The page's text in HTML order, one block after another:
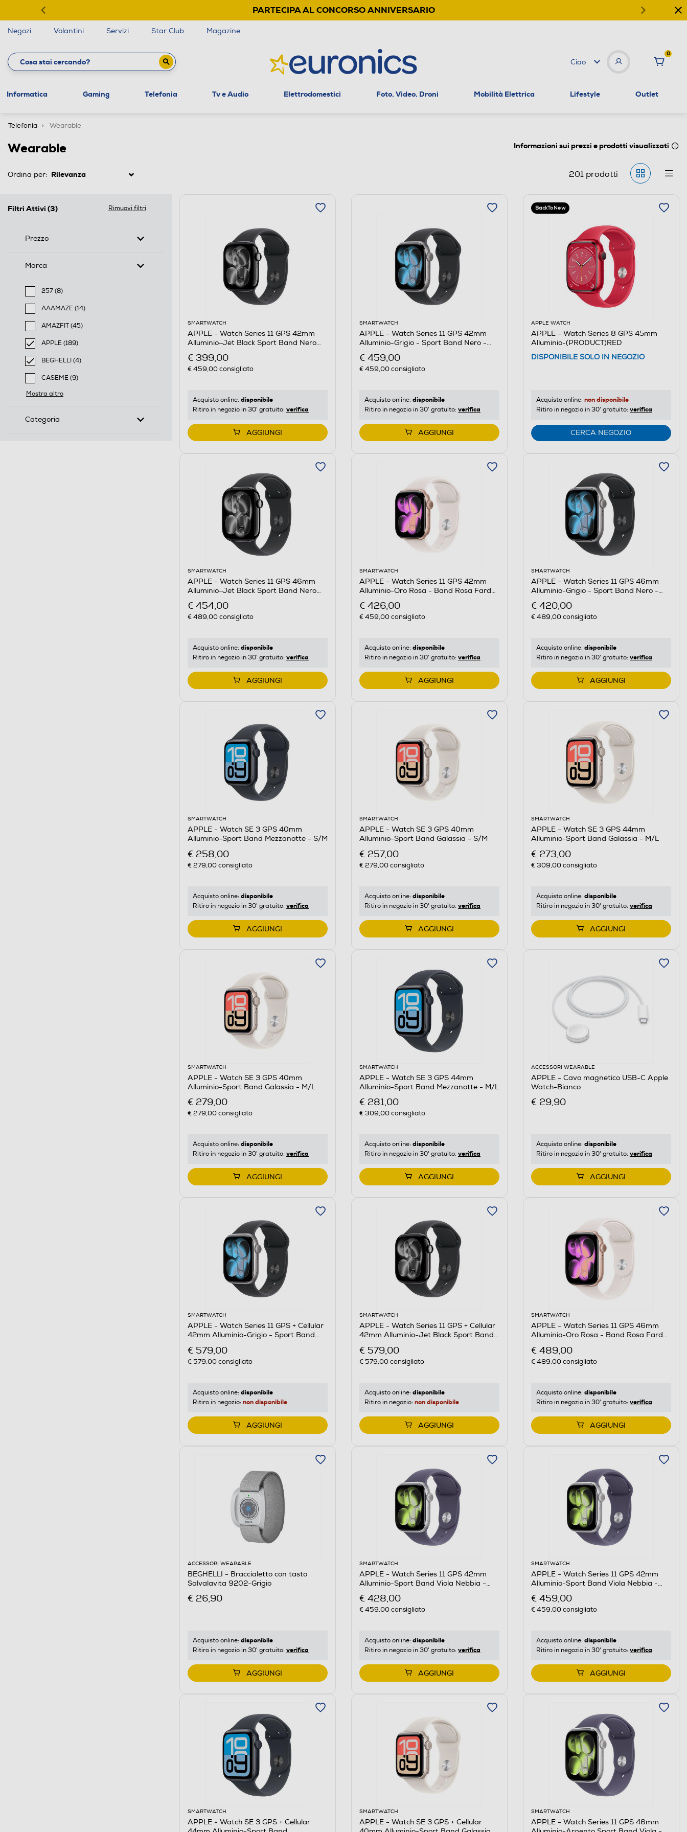
PARTECIPA AL CONCORSO ANNIVERSARIO
Negozi Volantini Servizi Star Club Magazine
Ciao
0
Informatica Gaming Telefonia Tv e Audio Elettrodomestici Foto, Video, Droni Mobilità Elettrica Lifestyle Outlet
Telefonia Wearable
Wearable Informazioni sui prezzi e prodotti visualizzati
Ordina per: 201prodotti
Filtri Attivi (3) Rimuovi filtri
Prezzo
Marca
257 (8)
Filtra per Marca: 257
AAAMAZE (14)
Filtra per Marca: AAAMAZE
AMAZFIT (45)
Filtra per Marca: AMAZFIT
APPLE (189)
selected Filtro applicato per Marca: APPLE
BEGHELLI (4)
selected Filtro applicato per Marca: BEGHELLI
CASEME (9)
Filtra per Marca: CASEME
Mostra altro
Categoria
SMARTWATCH
APPLE - Watch Series 11 GPS 42mm
Alluminio-Jet Black Sport Band Nero
€ 399,00
€ 459,00consigliato
Acquisto online: disponibile
Ritiro in negozio in 30' gratuito: verifica
AGGIUNGI
SMARTWATCH
APPLE - Watch Series 11 GPS 42mm
Alluminio-Grigio - Sport Band Nero -
€ 459,00
€ 459,00consigliato
Acquisto online: disponibile
Ritiro in negozio in 30' gratuito: verifica
AGGIUNGI
BackToNew
APPLE WATCH
APPLE - Watch Series 8 GPS 45mm
Alluminio-(PRODUCT)RED
DISPONIBILE SOLO IN NEGOZIO
Acquisto online: non disponibile
Ritiro in negozio in 30' gratuito: verifica
CERCA NEGOZIO
SMARTWATCH
APPLE - Watch Series 11 GPS 46mm
Alluminio-Jet Black Sport Band Nero
€ 454,00
€ 489,00consigliato
Acquisto online: disponibile
Ritiro in negozio in 30' gratuito: verifica
AGGIUNGI
SMARTWATCH
APPLE - Watch Series 11 GPS 42mm
Alluminio-Oro Rosa - Band Rosa Fard
€ 426,00
€ 459,00consigliato
Acquisto online: disponibile
Ritiro in negozio in 30' gratuito: verifica
AGGIUNGI
SMARTWATCH
APPLE - Watch Series 11 GPS 46mm
Alluminio-Grigio - Sport Band Nero -
€ 420,00
€ 489,00consigliato
Acquisto online: disponibile
Ritiro in negozio in 30' gratuito: verifica
AGGIUNGI
SMARTWATCH
APPLE - Watch SE 3 GPS 40mm
Alluminio-Sport Band Mezzanotte - S/M
€ 258,00
€ 279,00consigliato
Acquisto online: disponibile
Ritiro in negozio in 30' gratuito: verifica
AGGIUNGI
SMARTWATCH
APPLE - Watch SE 3 GPS 40mm
Alluminio-Sport Band Galassia - S/M
€ 257,00
€ 279,00consigliato
Acquisto online: disponibile
Ritiro in negozio in 30' gratuito: verifica
AGGIUNGI
SMARTWATCH
APPLE - Watch SE 3 GPS 44mm
Alluminio-Sport Band Galassia - M/L
€ 273,00
€ 309,00consigliato
Acquisto online: disponibile
Ritiro in negozio in 30' gratuito: verifica
AGGIUNGI
SMARTWATCH
APPLE - Watch SE 3 GPS 40mm
Alluminio-Sport Band Galassia - M/L
€ 279,00
€ 279,00consigliato
Acquisto online: disponibile
Ritiro in negozio in 30' gratuito: verifica
AGGIUNGI
SMARTWATCH
APPLE - Watch SE 3 GPS 44mm
Alluminio-Sport Band Mezzanotte - M/L
€ 281,00
€ 309,00consigliato
Acquisto online: disponibile
Ritiro in negozio in 30' gratuito: verifica
AGGIUNGI
ACCESSORI WEARABLE
APPLE - Cavo magnetico USB-C Apple
Watch-Bianco
€ 29,90
Acquisto online: disponibile
Ritiro in negozio in 30' gratuito: verifica
AGGIUNGI
SMARTWATCH
APPLE - Watch Series 11 GPS + Cellular
42mm Alluminio-Grigio - Sport Band
€ 579,00
€ 579,00consigliato
Acquisto online: disponibile
Ritiro in negozio: non disponibile
AGGIUNGI
SMARTWATCH
APPLE - Watch Series 11 GPS + Cellular
42mm Alluminio-Jet Black Sport Band
€ 579,00
€ 579,00consigliato
Acquisto online: disponibile
Ritiro in negozio: non disponibile
AGGIUNGI
SMARTWATCH
APPLE - Watch Series 11 GPS 46mm
Alluminio-Oro Rosa - Band Rosa Fard
€ 489,00
€ 489,00consigliato
Acquisto online: disponibile
Ritiro in negozio in 30' gratuito: verifica
AGGIUNGI
ACCESSORI WEARABLE
BEGHELLI - Braccialetto con tasto
Salvalavita 9202-Grigio
€ 26,90
Acquisto online: disponibile
Ritiro in negozio in 30' gratuito: verifica
AGGIUNGI
SMARTWATCH
APPLE - Watch Series 11 GPS 42mm
Alluminio-Sport Band Viola Nebbia -
€ 428,00
€ 459,00consigliato
Acquisto online: disponibile
Ritiro in negozio in 30' gratuito: verifica
AGGIUNGI
SMARTWATCH
APPLE - Watch Series 11 GPS 42mm
Alluminio-Sport Band Viola Nebbia -
€ 459,00
€ 459,00consigliato
Acquisto online: disponibile
Ritiro in negozio in 30' gratuito: verifica
AGGIUNGI
SMARTWATCH
APPLE - Watch SE 3 GPS + Cellular
SMARTWATCH
APPLE - Watch SE 3 GPS + Cellular
SMARTWATCH
APPLE - Watch Series 11 GPS 46mm